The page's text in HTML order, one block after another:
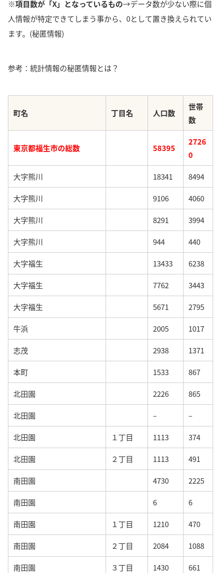
※項目数が「X」となっているもの→データ数が少ない際に個
人情報が特定できてしまう事から、0として置き換えられてい
ます。(秘匿情報)
参考：統計情報の秘匿情報とは？
町名 丁目名 人口数
世帯
数
東京都福生市の総数 58395
2726
0
大字熊川 18341 8494
大字熊川 9106 4060
大字熊川 8291 3994
大字熊川 944 440
大字福生 13433 6238
大字福生 7762 3443
大字福生 5671 2795
牛浜 2005 1017
志茂 2938 1371
本町 1533 867
北田園 2226 865
北田園 – –
北田園 １丁目 1113 374
北田園 ２丁目 1113 491
南田園 4730 2225
南田園 6 6
南田園 １丁目 1210 470
南田園 ２丁目 2084 1088
南田園 ３丁目 1430 661